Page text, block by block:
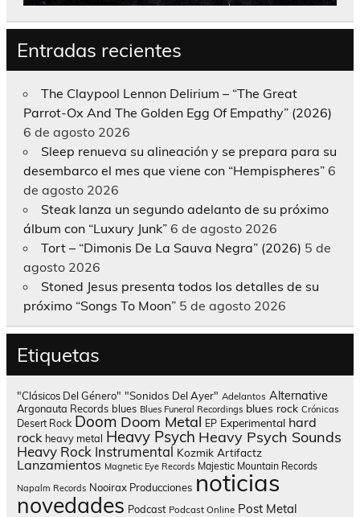
Entradas recientes
The Claypool Lennon Delirium – “The Great
Parrot-Ox And The Golden Egg Of Empathy” (2026)
6 de agosto 2026
Sleep renueva su alineación y se prepara para su
desembarco el mes que viene con “Hempispheres” 6
de agosto 2026
Steak lanza un segundo adelanto de su próximo
álbum con “Luxury Junk” 6 de agosto 2026
Tort – “Dimonis De La Sauva Negra” (2026) 5 de
agosto 2026
Stoned Jesus presenta todos los detalles de su
próximo “Songs To Moon” 5 de agosto 2026
Etiquetas
"Clásicos Del Género" "Sonidos Del Ayer" Adelantos Alternative
Argonauta Records blues Blues Funeral Recordings blues rock Crónicas
Desert Rock Doom Doom Metal EP Experimental hard
rock heavy metal Heavy Psych Heavy Psych Sounds
Heavy Rock Instrumental Kozmik Artifactz
Lanzamientos Magnetic Eye Records Majestic Mountain Records
Napalm Records Nooirax Producciones noticias
novedades Podcast Podcast Online Post Metal